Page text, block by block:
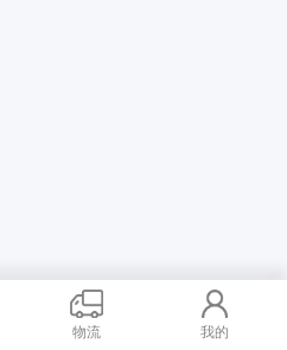
物流 我的